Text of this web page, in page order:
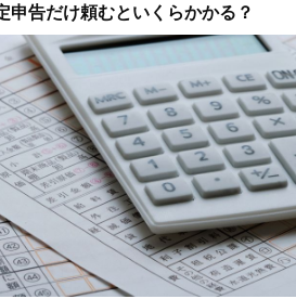
申告だけ頼むといくらかかる？